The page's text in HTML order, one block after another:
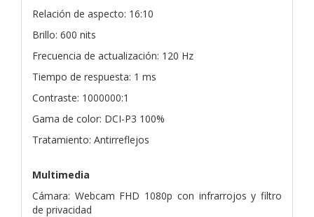
Relación de aspecto: 16:10
Brillo: 600 nits
Frecuencia de actualización: 120 Hz
Tiempo de respuesta: 1 ms
Contraste: 1000000:1
Gama de color: DCI-P3 100%
Tratamiento: Antirreflejos
Multimedia
Cámara: Webcam FHD 1080p con infrarrojos y filtro
de privacidad